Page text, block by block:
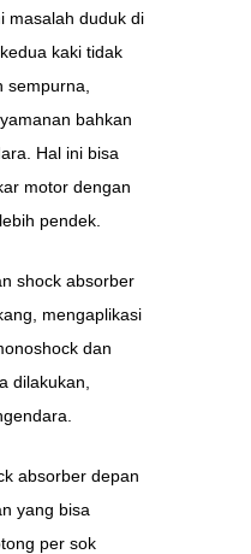
masalah duduk di
kaki tidak
sempurna,
bahkan
Hal ini bisa
motor dengan
pendek.
shock absorber
mengaplikasi
dan
dilakukan,
absorber depan
yang bisa
per sok